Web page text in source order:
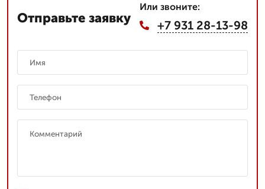
Отправьте заявку
Или звоните:
+7 931 28-13-98